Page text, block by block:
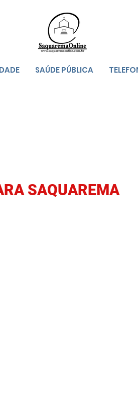
SAÚDE PÚBLICA
SAQUAREMA